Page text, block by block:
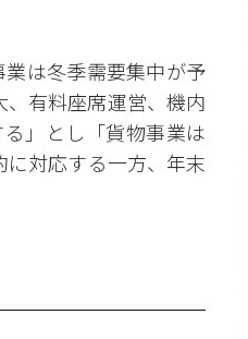
は冬季需要集中が予
有料座席運営、機内
」とし「貨物事業は
対応する一方、年末